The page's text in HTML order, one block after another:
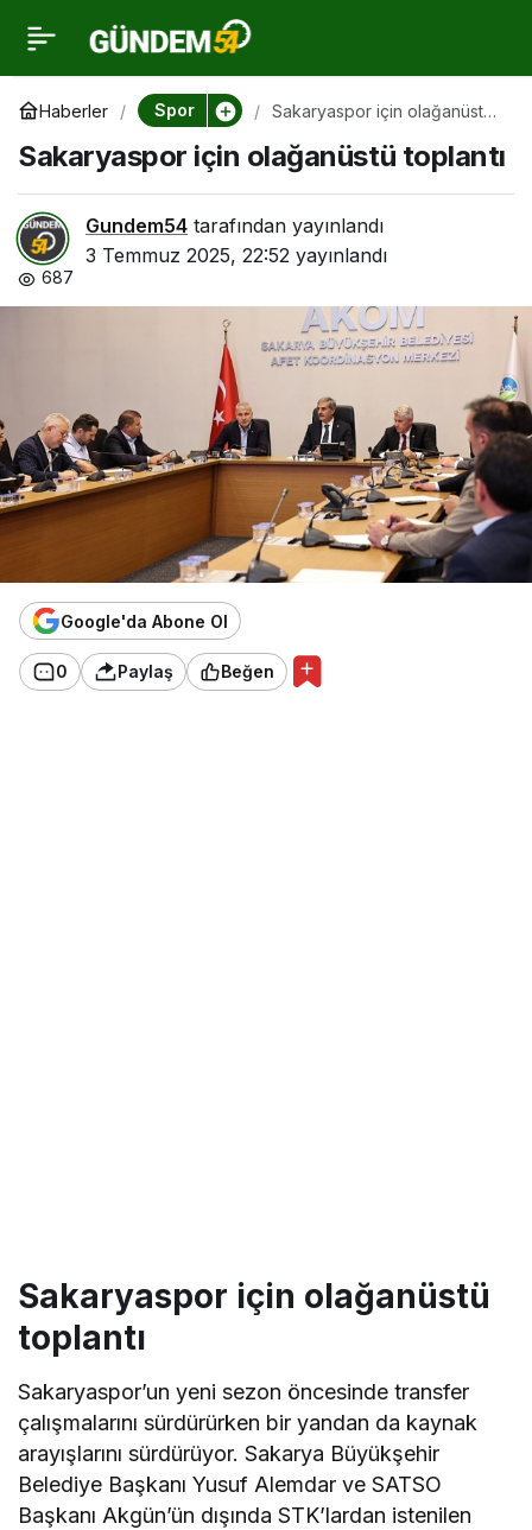
Haberler Spor
Sakaryaspor için olağanüstü
Sakaryaspor için olağanüstü toplantı
Gundem54 tarafından yayınlandı
3 Temmuz 2025, 22:52 yayınlandı
687
Google'da Abone Ol
0 Paylaş Beğen
Sakaryaspor için olağanüstü
toplantı
Sakaryaspor’un yeni sezon öncesinde transfer
çalışmalarını sürdürürken bir yandan da kaynak
arayışlarını sürdürüyor. Sakarya Büyükşehir
Belediye Başkanı Yusuf Alemdar ve SATSO
Başkanı Akgün’ün dışında STK’lardan istenilen
Sakaryaspor için
olağanüstü toplantı